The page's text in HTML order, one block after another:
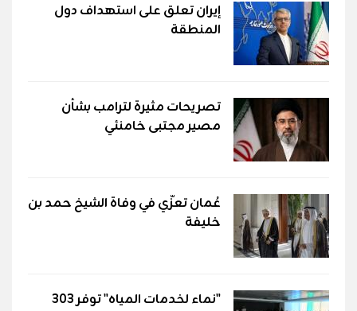
إيران تعلق على استهداف دول
المنطقة
تصريحات مثيرة لترامب بشأن
مصير مجتبى خامنئي
عُمان تعزّي في وفاة الشيخ حمد بن
خليفة
"نماء لخدمات المياه" توفر 303